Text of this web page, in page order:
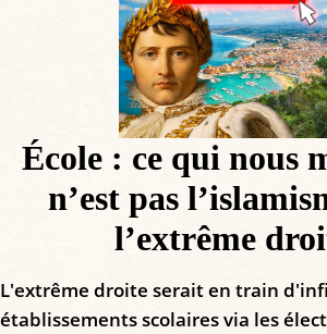
École : ce qui nous
n’est pas
l’extrême
L'extrême droite serait en train
établissements scolaires via les